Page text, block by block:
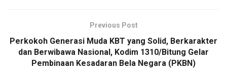
Previous Post
Perkokoh Generasi Muda KBT yang Solid, Berkarakter
dan Berwibawa Nasional, Kodim 1310/Bitung Gelar
Pembinaan Kesadaran Bela Negara (PKBN)